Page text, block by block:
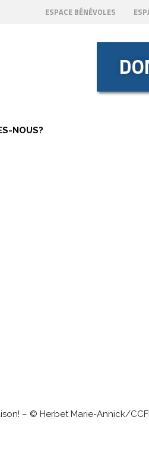
ESPACE BÉNÉVOLES
NOUS?
– © Herbet Marie-Annick/